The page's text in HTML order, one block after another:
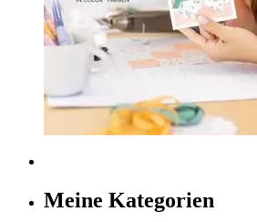
Meine Kategorien